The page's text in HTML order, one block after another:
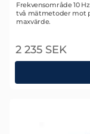
Art. nr 1701
Frekvensområde 10
två mätmetoder mot
maxvärde.
2 235 SEK
Metrix